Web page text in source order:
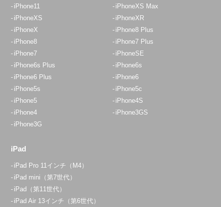
iPhone11
iPhoneXS Max
iPhoneXS
iPhoneXR
iPhoneX
iPhone8 Plus
iPhone8
iPhone7 Plus
iPhone7
iPhoneSE
iPhone6s Plus
iPhone6s
iPhone6 Plus
iPhone6
iPhone5s
iPhone5c
iPhone5
iPhone4S
iPhone4
iPhone3GS
iPhone3G
iPad
iPad Pro 11インチ（M4）
iPad mini（第7世代）
iPad（第11世代）
iPad Air 13インチ（第6世代）